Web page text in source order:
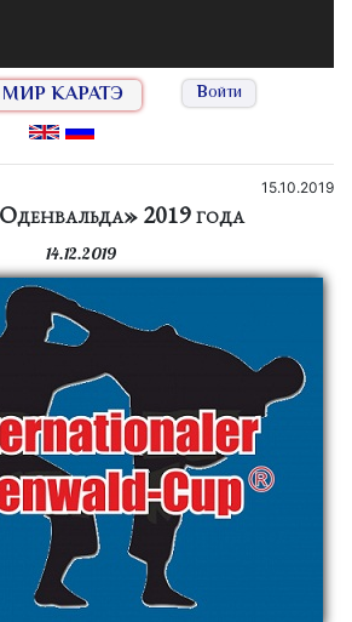
МИР КАРАТЭ Войти
15.10.2019
2019 года
14.12.2019